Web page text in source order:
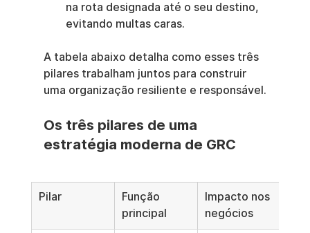
na rota designada até o seu destino,
evitando multas caras.
A tabela abaixo detalha como esses três
pilares trabalham juntos para construir
uma organização resiliente e responsável.
Os três pilares de uma
estratégia moderna de GRC
Pilar
Função
principal
Impacto nos
negócios